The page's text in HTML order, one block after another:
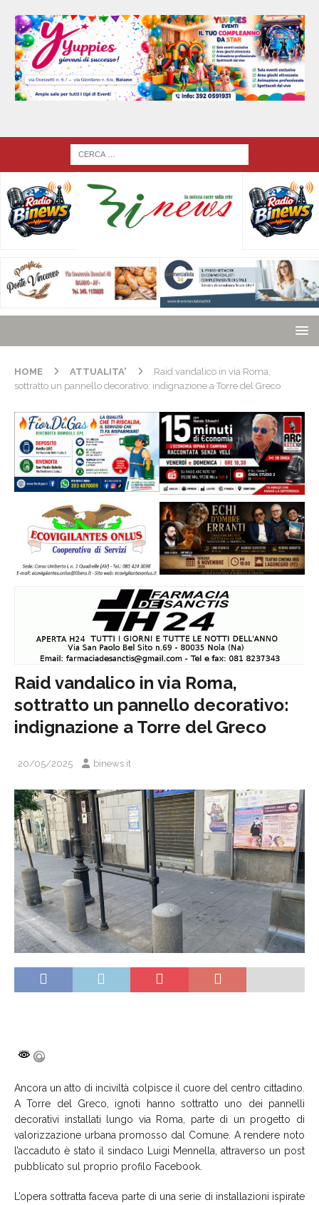
HOME ATTUALITA'
Raid vandalico in via Roma,
sottratto un pannello decorativo: indignazione a Torre del Greco
Raid vandalico in via Roma,
sottratto un pannello decorativo:
indignazione a Torre del Greco
20/05/2025 binews.it
Ancora un atto di inciviltà colpisce il cuore del centro cittadino.
A Torre del Greco, ignoti hanno sottratto uno dei pannelli
decorativi installati lungo via Roma, parte di un progetto di
valorizzazione urbana promosso dal Comune. A rendere noto
l’accaduto è stato il sindaco Luigi Mennella, attraverso un post
pubblicato sul proprio profilo Facebook.
L’opera sottratta faceva parte di una serie di installazioni ispirate